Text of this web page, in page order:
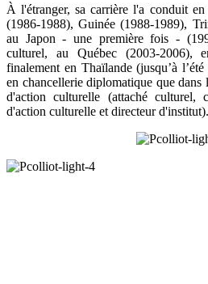
À l'étranger, sa carrière l'a conduit
(1986-1988), Guinée (1988-1989),
au Japon - une première fois -
culturel, au Québec (2003-2006),
finalement en Thaïlande (jusqu’à
en chancellerie diplomatique que dans
d'action culturelle (attaché culturel,
d'action culturelle et directeur d'institut).